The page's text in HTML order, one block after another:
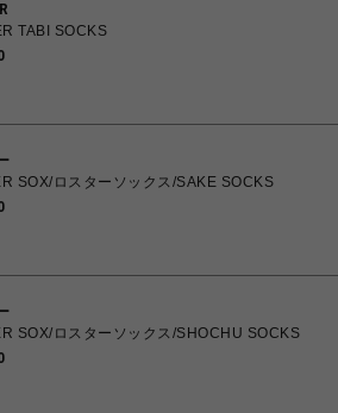
TABI SOCKS
SOX/ロスターソックス/SAKE SOCKS
SOX/ロスターソックス/SHOCHU SOCKS